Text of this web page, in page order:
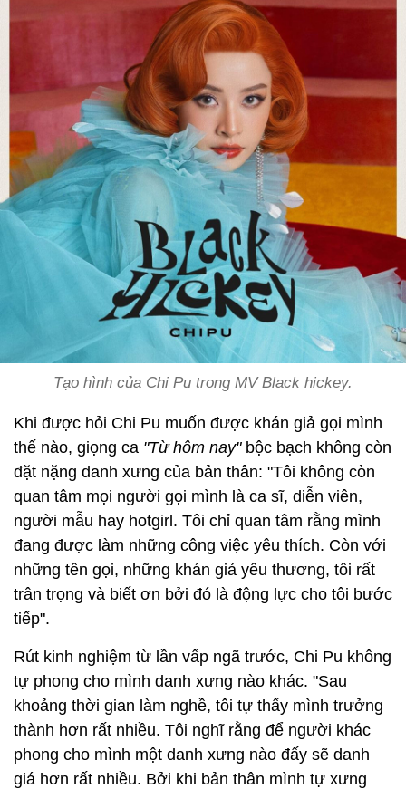
Tạo hình của Chi Pu trong MV Black hickey.
Khi được hỏi Chi Pu muốn được khán giả gọi mình
thế nào, giọng ca "Từ hôm nay"bộc bạch không còn
đặt nặng danh xưng của bản thân: "Tôi không còn
quan tâm mọi người gọi mình là ca sĩ, diễn viên,
người mẫu hay hotgirl. Tôi chỉ quan tâm rằng mình
đang được làm những công việc yêu thích. Còn với
những tên gọi, những khán giả yêu thương, tôi rất
trân trọng và biết ơn bởi đó là động lực cho tôi bước
tiếp".
Rút kinh nghiệm từ lần vấp ngã trước, Chi Pu không
tự phong cho mình danh xưng nào khác. "Sau
khoảng thời gian làm nghề, tôi tự thấy mình trưởng
thành hơn rất nhiều. Tôi nghĩ rằng để người khác
phong cho mình một danh xưng nào đấy sẽ danh
giá hơn rất nhiều. Bởi khi bản thân mình tự xưng